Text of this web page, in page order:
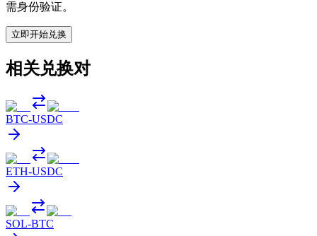
需身份验证。
立即开始兑换
相关兑换对
BTC-USDC
ETH-USDC
SOL-BTC